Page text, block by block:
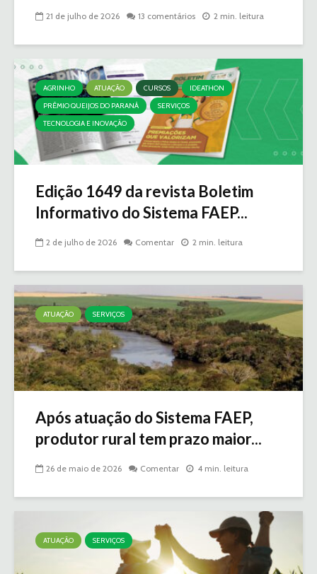
21 de julho de 2026 13 comentários 2 min. leitura
AGRINHO ATUAÇÃO CURSOS
IDEATHON
PRÊMIO QUEIJOS DO PARANÁ
SERVIÇOS
TECNOLOGIA E INOVAÇÃO
Edição 1649 da revista Boletim
Informativo do Sistema FAEP...
2 de julho de 2026 Comentar 2 min. leitura
ATUAÇÃO SERVIÇOS
Após atuação do Sistema FAEP,
produtor rural tem prazo maior...
26 de maio de 2026 Comentar 4 min. leitura
ATUAÇÃO SERVIÇOS